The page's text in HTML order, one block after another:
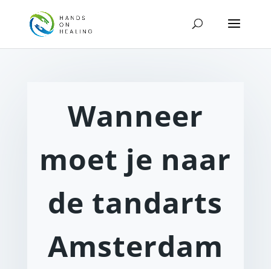
Wanneer
moet je naar
de tandarts
Amsterdam